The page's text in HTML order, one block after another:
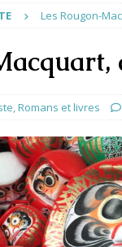
Les Rougon-
,Romans et livres